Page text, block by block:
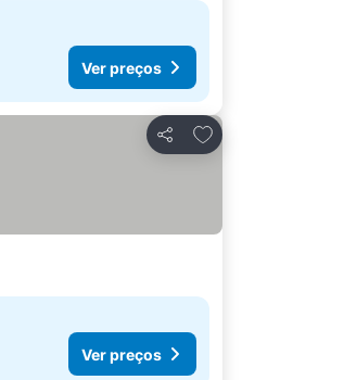
Ver preços
Partilhar
Adicionar aos
Ver preços